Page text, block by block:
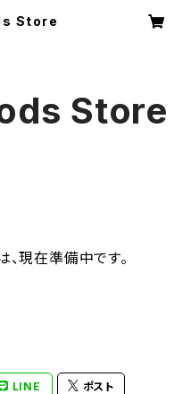
Store
Store
現在準備中です。
LINE ポスト